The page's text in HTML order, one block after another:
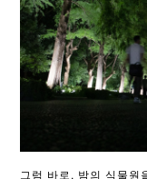
그럼 바로, 밤의 식물원